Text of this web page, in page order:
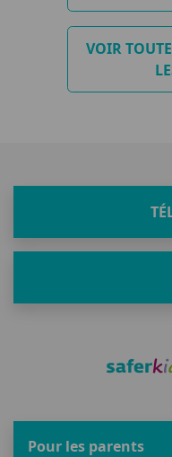
VOIR
Pour les parents